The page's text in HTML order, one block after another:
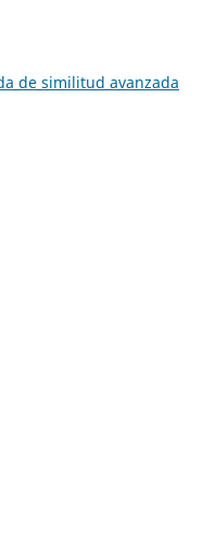
de similitud avanzada